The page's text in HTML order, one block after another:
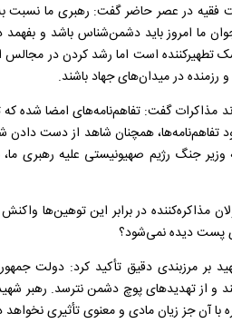
فقیه در عصر حاضر گفت: رهبری ما
ما امروز باید دشمن‌شناس باشد و
تطهیرکننده است اما رشد کردن در
در میدان‌های جهاد باشند.
مذاکرات گفت: تفاهم‌نامه‌های امضا شده که
تفاهم‌نامه‌ها، همچنان شاهد از دست دادن
وزیر جنگ رژیم صهیونیستی علیه رهبری
مذاکره‌کننده در برابر این توهین‌ها
پست دیده نمی‌شود؟
بر مرزبندی دقیق تأکید کرد: دولت
از تهدیدهای پوچ دشمن نترسد. رهبر
آن جز زیان مادی و معنوی تأثیری